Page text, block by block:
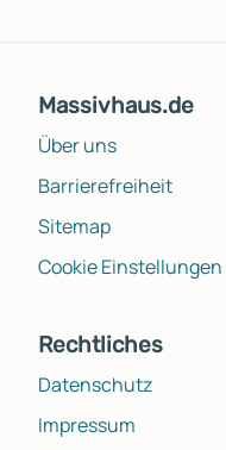
Massivhaus.de
Über uns
Barrierefreiheit
Sitemap
Cookie Einstellungen
Rechtliches
Datenschutz
Impressum